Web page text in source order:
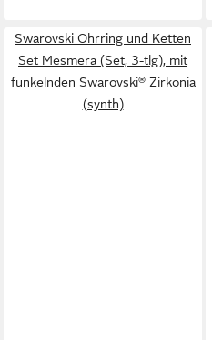
Swarovski Ohrring und Ketten
Set Mesmera (Set, 3-tlg), mit
funkelnden Swarovski® Zirkonia
(synth)